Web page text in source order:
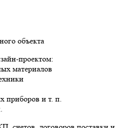
объекта
проектом:
материалов
приборов и т. п.